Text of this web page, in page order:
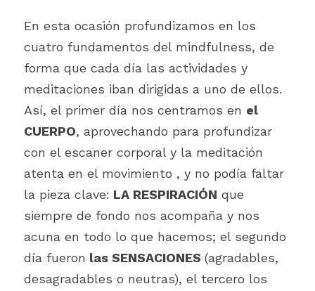
En esta ocasión profundizamos en los
cuatro fundamentos del mindfulness, de
forma que cada día las actividades y
meditaciones iban dirigidas a uno de ellos.
Así, el primer día nos centramos en el
CUERPO, aprovechando para profundizar
con el escaner corporal y la meditación
atenta en el movimiento , y no podía faltar
la pieza clave: LA RESPIRACIÓN que
siempre de fondo nos acompaña y nos
acuna en todo lo que hacemos; el segundo
día fueron las SENSACIONES (agradables,
desagradables o neutras), el tercero los